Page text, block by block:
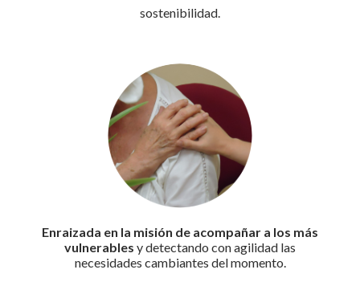
sostenibilidad.
Enraizada en la misión de acompañar a los más
vulnerables y detectando con agilidad las
necesidades cambiantes del momento.